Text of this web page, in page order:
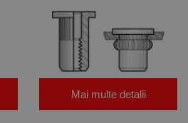
Mai multe detalii